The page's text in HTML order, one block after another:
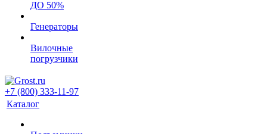
ДО 50%
Генераторы
Вилочные
погрузчики
+7 (800) 333-11-97
Каталог